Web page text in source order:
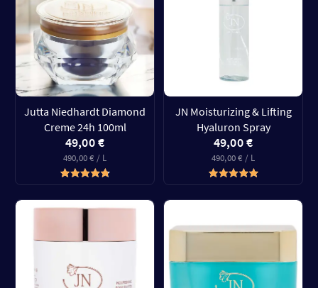
Jutta Niedhardt Diamond
Creme 24h 100ml
49,00 €
490,00 € / L
JN Moisturizing & Lifting
Hyaluron Spray
49,00 €
490,00 € / L